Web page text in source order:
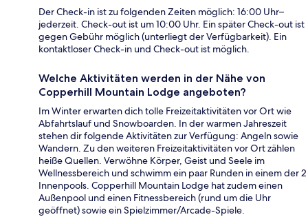
Der Check-in ist zu folgenden Zeiten möglich: 16:00 Uhr–
jederzeit. Check-out ist um 10:00 Uhr. Ein später Check-out ist
gegen Gebühr möglich (unterliegt der Verfügbarkeit). Ein
kontaktloser Check-in und Check-out ist möglich.
Welche Aktivitäten werden in der Nähe von
Copperhill Mountain Lodge angeboten?
Im Winter erwarten dich tolle Freizeitaktivitäten vor Ort wie
Abfahrtslauf und Snowboarden. In der warmen Jahreszeit
stehen dir folgende Aktivitäten zur Verfügung: Angeln sowie
Wandern. Zu den weiteren Freizeitaktivitäten vor Ort zählen
heiße Quellen. Verwöhne Körper, Geist und Seele im
Wellnessbereich und schwimm ein paar Runden in einem der 2
Innenpools. Copperhill Mountain Lodge hat zudem einen
Außenpool und einen Fitnessbereich (rund um die Uhr
geöffnet) sowie ein Spielzimmer/Arcade-Spiele.